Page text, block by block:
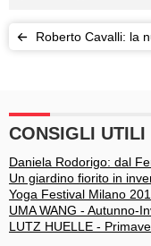
Roberto Cavalli: la
CONSIGLI UTILI
Daniela Rodorigo: dal
Un giardino fiorito in
Yoga Festival Milano
UMA WANG - Autunno-
LUTZ HUELLE -